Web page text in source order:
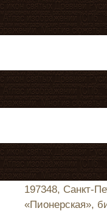
197348, Санкт-
«Пионерская»,